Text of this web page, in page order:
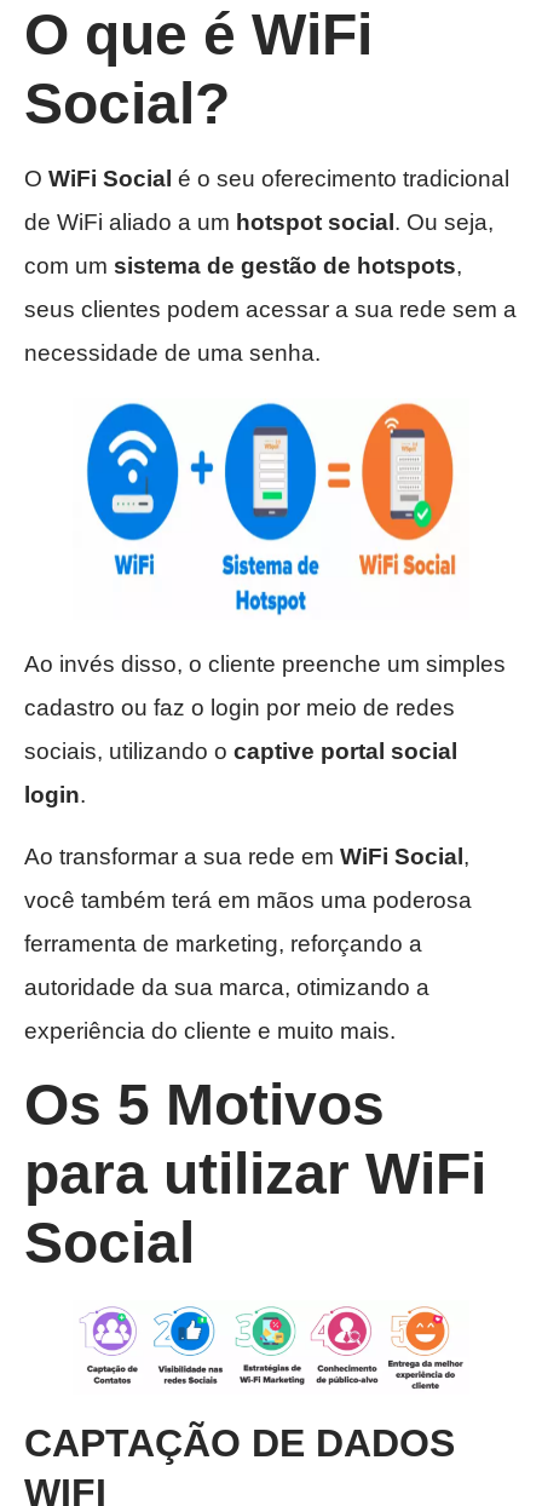
O que é WiFi
Social?
O WiFi Social é o seu oferecimento tradicional
de WiFi aliado a um hotspot social. Ou seja,
com um sistema de gestão de hotspots,
seus clientes podem acessar a sua rede sem a
necessidade de uma senha.
Ao invés disso, o cliente preenche um simples
cadastro ou faz o login por meio de redes
sociais, utilizando o captive portal social
login.
Ao transformar a sua rede em WiFi Social,
você também terá em mãos uma poderosa
ferramenta de marketing, reforçando a
autoridade da sua marca, otimizando a
experiência do cliente e muito mais.
Os 5 Motivos
para utilizar WiFi
Social
CAPTAÇÃO DE DADOS
WIFI